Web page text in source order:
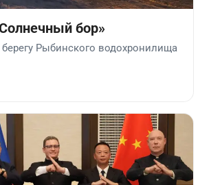
бор»
Рыбинского водохронилища